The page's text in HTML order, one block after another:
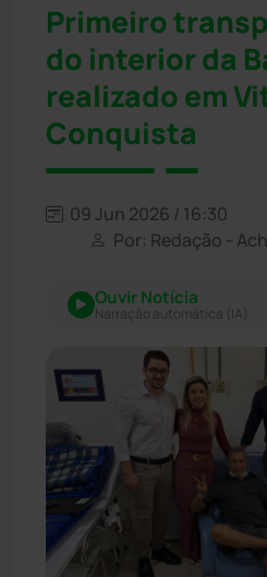
Primeiro
do interior da
realizado em
Conquista
09 Jun 2026 / 16:30
Por: Redação -
Ouvir Notícia
Narração automática (IA)